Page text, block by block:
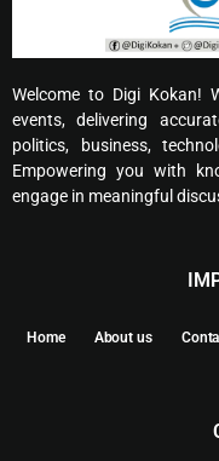
Welcome to Digi Kokan!
events, delivering
politics, business,
Empowering you with
engage in meaningful
Home About us